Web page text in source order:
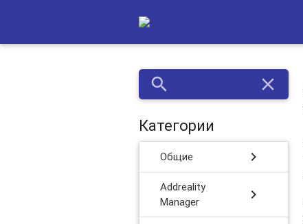
search close
Категории
Общие chevron_right
Addreality
Manager
chevron_right